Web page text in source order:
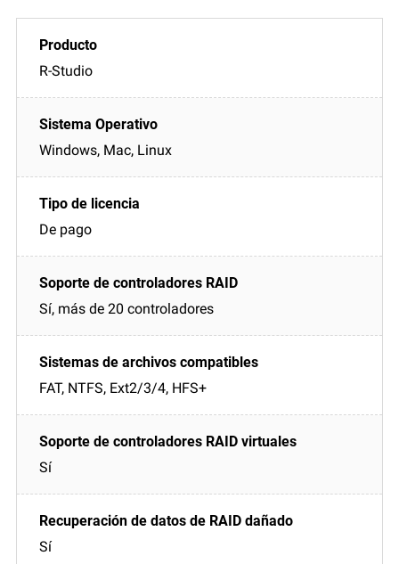
R-Studio
Windows, Mac, Linux
De pago
Sí, más de 20 controladores
FAT, NTFS, Ext2/3/4, HFS+
Sí
Sí